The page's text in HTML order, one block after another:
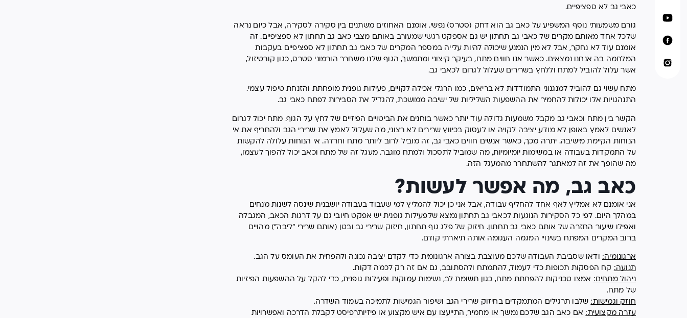
כאבי גב לא ספציפיים.
גורם משמעותי נוסף המשפיע על כאב גב הוא דחק (סטרס) נפשי. אומנם האחוזים משתנים בין סקירה לסקירה, אבל כיום נראה
שלכל אחד מאותם מקרים של כאבי גב תחתון יש גם אספקט רגשי שמעורב באותם מצבי כאב גב תחתון לא ספציפיים. זה
אומנם עוד לא נחקר, אבל לא מין הנמנע שיכולה להיות עלייה במספר המקרים של כאבי גב תחתון לא ספציפיים בעקבות
המלחמה בה אנחנו נמצאים. כאשר אנו חווים מתח, בעיקר קיצוני ומתמשך, הגוף שלנו משחרר הורמוני סטרס, כגון קורטיזול,
אשר עלול להוביל למתח וללחץ בשרירים שעלול לגרום לכאבי גב.
מתח עשוי גם להוביל למנגנוני התמודדות לא בריאים, כמו הרגלי אכילה לקויים, פעילות גופנית מופחתת והזנחת טיפול עצמי.
התנהגויות אלו יכולות להחמיר את ההשפעות השליליות של ישיבה ממושכת, להגדיל את הסבירות לפתח כאבי גב.
הקשר בין מתח וכאבי גב מקבל משמעות גדולה עוד יותר כאשר בוחנים את הביטויים הפיזיים של לחץ על הגוף. מתח יכול לגרום
לאנשים לאמץ באופן לא מודע יציבה לקויה או לעסוק בכיווץ שרירים לא רצוני, מה שעלול לאמץ את שרירי הגב ולהחריף את אי
הנוחות הקיימת מישיבה. יתרה מכך, כאשר אנשים חווים כאבי גב, זה מוביל לרוב ליותר מתח וחרדה. אי הנוחות עלולה להקשות
על התמקדות בעבודה או במשימות יומיומיות, מה שמוביל לתסכול ולמתח מוגבר. מעגל זה של מתח וכאב יכול להפוך לעצמו,
מה שהופך את זה למאתגר להשתחרר מהמעגל הזה.
כאב גב, מה אפשר לעשות?
אני אומנם לא אמליץ לאף אחד להחליף עבודה, אבל אני כן יכול להמליץ למי שעבוד בעבודה יושבנית שינסה לשנות מנחים
במהלך היום. לפי כל הסקירות הנוגעות לכאבי גב תחתון נמצא שלפעילות גופנית יש אפקט חיובי גם על דרגות הכאב, המגבלה
ואפילו שיעור החזרה של אותם כאבי גב תחתון. חיזוק של פלג גוף תחתון, חיזוק שרירי גב ובטן (אותם שרירי "ליבה") מהויים
ברוב המקרים המפתח בשינויי המגמה העגומה אותה תיארתי קודם.
ארגונומיה: ודאו שסביבת העבודה שלכם מעוצבת בצורה ארגונומית כדי לקדם יציבה נכונה ולהפחית את העומס על הגב.
תנועה: קח הפסקות תכופות כדי לעמוד, להתמתח ולהסתובב, גם אם זה רק לכמה דקות.
ניהול מתחים: אמצו טכניקות להפחתת מתח, כגון תשומת לב, נשימות עמוקות ופעילות גופנית, כדי להקל על ההשפעות הפיזיות
של מתח.
חוזק וגמישות: שלבו תרגילים המתמקדים בחיזוק שרירי הגב ושיפור הגמישות לתמיכה בעמוד השדרה.
עזרה מקצועית: אם כאב הגב שלכם נמשך או מחמיר, התייעצו עם איש מקצוע או פיזיותרפיסט לקבלת הדרכה ואפשרויות